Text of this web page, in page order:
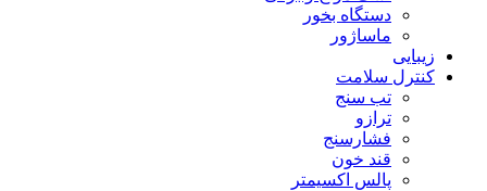
دستگاه بخور
ماساژور
زیبایی
کنترل سلامت
تب سنج
ترازو
فشارسنج
قند خون
پالس اکسیمتر